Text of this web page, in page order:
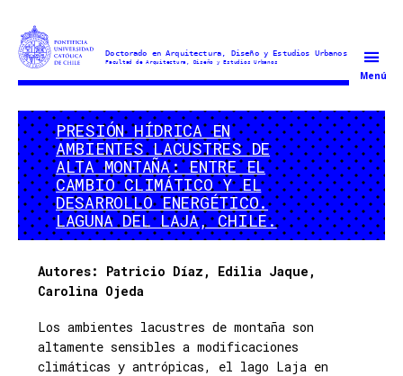
Doctorado
Arquitectura
y
Estudios
Urbanos
Menú
PRESIÓN HÍDRICA EN
AMBIENTES LACUSTRES DE
ALTA MONTAÑA: ENTRE EL
CAMBIO CLIMÁTICO Y EL
DESARROLLO ENERGÉTICO.
LAGUNA DEL LAJA, CHILE.
Autores: Patricio Díaz, Edilia Jaque,
Carolina Ojeda
Los ambientes lacustres de montaña son
altamente sensibles a modificaciones
climáticas y antrópicas, el lago Laja en